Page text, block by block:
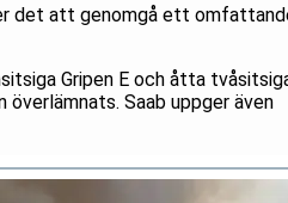
det att genomgå ett
Gripen E och åtta
överlämnats. Saab uppger även